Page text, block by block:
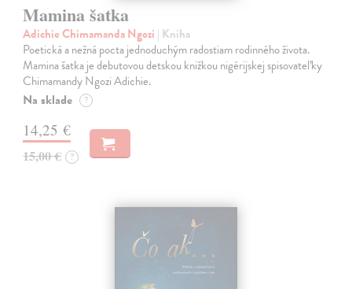
Mamina šatka
Adichie Chimamanda Ngozi | Kniha
Poetická a nežná pocta jednoduchým radostiam rodinného života.
Mamina šatka je debutovou detskou knižkou nigérijskej spisovateľky
Chimamandy Ngozi Adichie.
Na sklade ?
14,25 €
15,00 € ?